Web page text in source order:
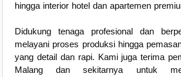
hingga interior hotel dan apartemen
Didukung tenaga profesional dan
melayani proses produksi hingga
yang detail dan rapi. Kami juga terima
Malang dan sekitarnya untuk